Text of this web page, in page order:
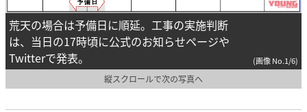
荒天の場合は予備日に順延。工事の実施判断
は、当日の17時頃に公式のお知らせページや
Twitterで発表。
(画像 No.1/6)
縦スクロールで次の写真へ